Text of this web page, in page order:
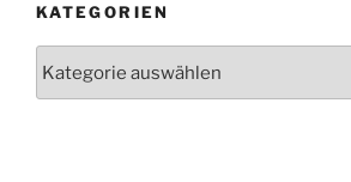
KATEGORIEN